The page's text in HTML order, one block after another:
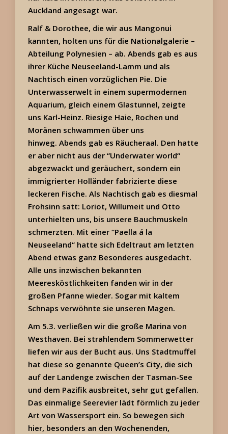
Auckland angesagt war.
Ralf & Dorothee, die wir aus Mangonui
kannten, holten uns für die Nationalgalerie –
Abteilung Polynesien – ab. Abends gab es aus
ihrer Küche Neuseeland-Lamm und als
Nachtisch einen vorzüglichen Pie. Die
Unterwasserwelt in einem supermodernen
Aquarium, gleich einem Glastunnel, zeigte
uns Karl-Heinz. Riesige Haie, Rochen und
Moränen schwammen über uns
hinweg. Abends gab es Räucheraal. Den hatte
er aber nicht aus der “Underwater world“
abgezwackt und geräuchert, sondern ein
immigrierter Holländer fabrizierte diese
leckeren Fische. Als Nachtisch gab es diesmal
Frohsinn satt: Loriot, Willumeit und Otto
unterhielten uns, bis unsere Bauchmuskeln
schmerzten. Mit einer “Paella á la
Neuseeland“ hatte sich Edeltraut am letzten
Abend etwas ganz Besonderes ausgedacht.
Alle uns inzwischen bekannten
Meeresköstlichkeiten fanden wir in der
großen Pfanne wieder. Sogar mit kaltem
Schnaps verwöhnte sie unseren Magen.
Am 5.3. verließen wir die große Marina von
Westhaven. Bei strahlendem Sommerwetter
liefen wir aus der Bucht aus. Uns Stadtmuffel
hat diese so genannte Queen’s City, die sich
auf der Landenge zwischen der Tasman-See
und dem Pazifik ausbreitet, sehr gut gefallen.
Das einmalige Seerevier lädt förmlich zu jeder
Art von Wassersport ein. So bewegen sich
hier, besonders an den Wochenenden,